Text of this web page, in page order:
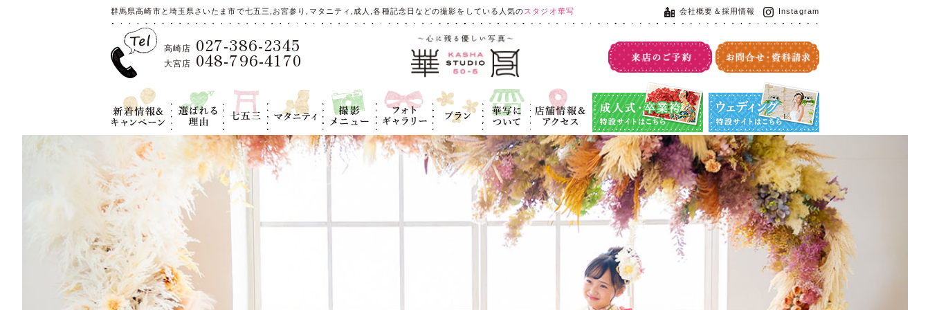
群馬県高崎市と埼玉県さいたま市で七五三,お宮参り,マタニティ,成人,各種記念日などの撮影をしている人気のスタジオ華写
高崎店 027-386-2345
大宮店 048-796-4170
会社概要＆採用情報 Instagram
新着情報＆キ
ャンペーン
選ばれる理
由
七五三 マタニティ
撮影メニュ
ー
フォトギャラ
リー
プラン
華写につい
て
店舗情報＆ア
クセス
成人式・卒業袴特設サイト ウエディング特設サイト